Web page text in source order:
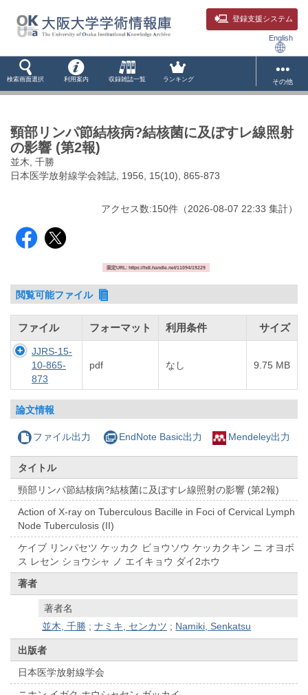
登録支援システム
English
検索画面選択 利用案内 収録雑誌一覧 ランキング その他
頸部リンパ節結核病?結核菌に及ぼすレ線照射
の影響 (第2報)
並木, 千勝
日本医学放射線学会雑誌, 1956, 15(10), 865-873
アクセス数:150件 （2026-08-07 22:33 集計）
固定URL: https://hdl.handle.net/11094/19229
閲覧可能ファイル
ファイル フォーマット 利用条件 サイズ
JJRS-15-
10-865-
873
pdf なし 9.75 MB
論文情報
ファイル出力 EndNote Basic出力 Mendeley出力
タイトル
頸部リンパ節結核病?結核菌に及ぼすレ線照射の影響 (第2報)
Action of X-ray on Tuberculous Bacille in Foci of Cervical Lymph
Node Tuberculosis (II)
ケイブ リンパセツ ケッカク ビョウソウ ケッカクキン ニ オヨボ
ス レセン ショウシャ ノ エイキョウ ダイ2ホウ
著者
著者名
並木, 千勝 ;ナミキ, センカツ ; Namiki, Senkatsu
出版者
日本医学放射線学会